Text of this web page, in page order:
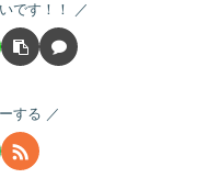
です！！
する